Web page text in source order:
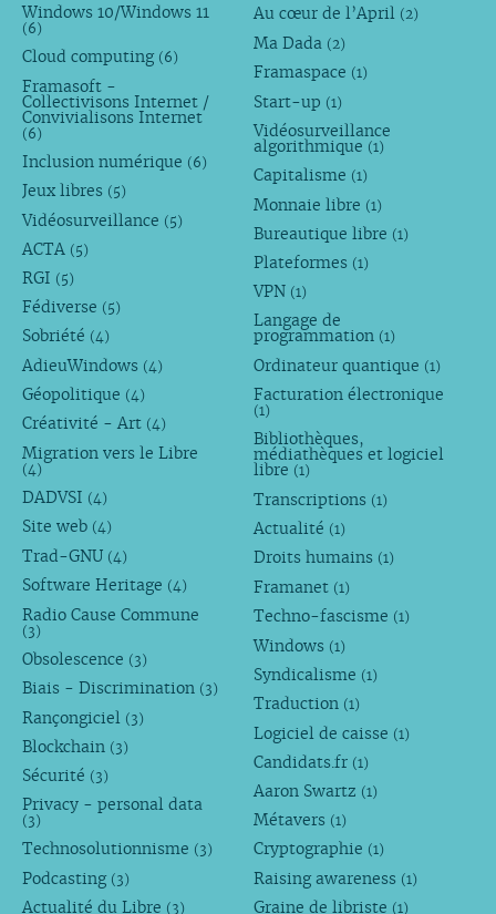
Windows 10/Windows 11
(6)
Cloud computing (6)
Framasoft -
Collectivisons Internet /
Convivialisons Internet
(6)
Inclusion numérique (6)
Jeux libres (5)
Vidéosurveillance (5)
ACTA (5)
RGI (5)
Fédiverse (5)
Sobriété (4)
AdieuWindows (4)
Géopolitique (4)
Créativité - Art (4)
Migration vers le Libre
(4)
DADVSI (4)
Site web (4)
Trad-GNU (4)
Software Heritage (4)
Radio Cause Commune
(3)
Obsolescence (3)
Biais - Discrimination (3)
Rançongiciel (3)
Blockchain (3)
Sécurité (3)
Privacy - personal data
(3)
Technosolutionnisme (3)
Podcasting (3)
Actualité du Libre (3)
Au cœur de l’April (2)
Ma Dada (2)
Framaspace (1)
Start-up (1)
Vidéosurveillance
algorithmique (1)
Capitalisme (1)
Monnaie libre (1)
Bureautique libre (1)
Plateformes (1)
VPN (1)
Langage de
programmation (1)
Ordinateur quantique (1)
Facturation électronique
(1)
Bibliothèques,
médiathèques et logiciel
libre (1)
Transcriptions (1)
Actualité (1)
Droits humains (1)
Framanet (1)
Techno-fascisme (1)
Windows (1)
Syndicalisme (1)
Traduction (1)
Logiciel de caisse (1)
Candidats.fr (1)
Aaron Swartz (1)
Métavers (1)
Cryptographie (1)
Raising awareness (1)
Graine de libriste (1)